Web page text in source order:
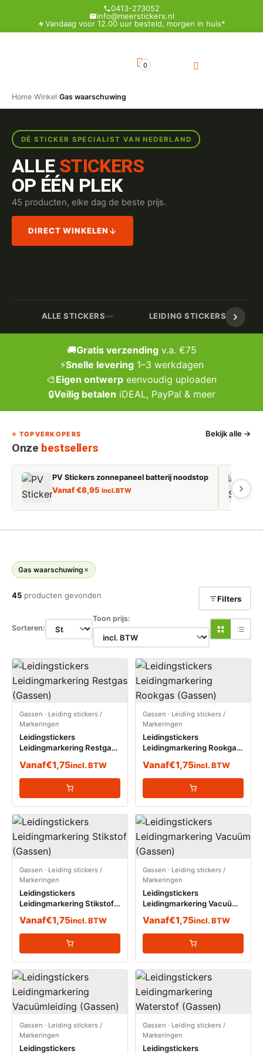
0413-273052
info@meerstickers.nl
Vandaag voor 12.00 uur besteld, morgen in huis*
0
Home›Winkel›Gas waarschuwing
DÉ STICKER SPECIALIST VAN NEDERLAND
ALLE STICKERS
OP ÉÉN PLEK
45 producten, elke dag de beste prijs.
DIRECT WINKELEN
ALLE STICKERS LEIDING STICKERS /
🚚Gratis verzendingv.a. €75
⚡Snelle levering1–3 werkdagen
🎨Eigen ontwerp eenvoudig uploaden
🔒Veilig betalen iDEAL, PayPal & meer
⭐ TOPVERKOPERS
Onze bestsellers
Bekijk alle →
PV Stickers zonnepaneel batterij noodstop
Vanaf€8,95 incl. BTW
Gas waarschuwing
45 producten gevonden Filters
Sorteren:
Toon prijs:
Gassen · Leiding stickers /
Markeringen
Leidingstickers
Leidingmarkering Restgas
Vanaf€1,75incl. BTW
Gassen · Leiding stickers /
Markeringen
Leidingstickers
Leidingmarkering Rookgas
Vanaf€1,75incl. BTW
Gassen · Leiding stickers /
Markeringen
Leidingstickers
Leidingmarkering Stikstof
Vanaf€1,75incl. BTW
Gassen · Leiding stickers /
Markeringen
Leidingstickers
Leidingmarkering Vacuüm
Vanaf€1,75incl. BTW
Gassen · Leiding stickers /
Markeringen
Leidingstickers
Gassen · Leiding stickers /
Markeringen
Leidingstickers